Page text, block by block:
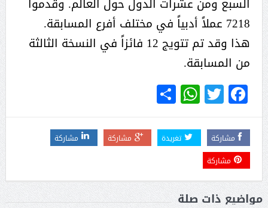
7218 عملاً أدبياً في مختلف أفرع المسابقة.
هذا وقد تم تتويج 12 فائزاً في النسخة الثالثة
من المسابقة.
Facebook
Twitter
WhatsApp
Share
مشاركة تغريدة مشاركة
مشاركة
مشاركة
مواضيع ذات صلة